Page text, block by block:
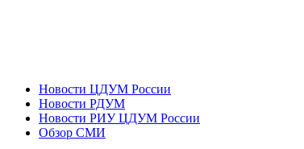
Новости ЦДУМ России
Новости РДУМ
Новости РИУ ЦДУМ России
Обзор СМИ